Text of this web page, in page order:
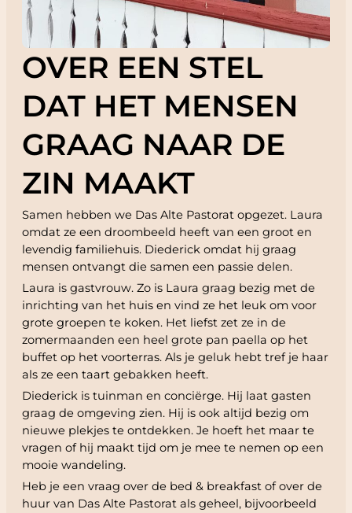
OVER EEN STEL
DAT HET MENSEN
GRAAG NAAR DE
ZIN MAAKT
Samen hebben we Das Alte Pastorat opgezet. Laura
omdat ze een droombeeld heeft van een groot en
levendig familiehuis. Diederick omdat hij graag
mensen ontvangt die samen een passie delen.
Laura is gastvrouw. Zo is Laura graag bezig met de
inrichting van het huis en vind ze het leuk om voor
grote groepen te koken. Het liefst zet ze in de
zomermaanden een heel grote pan paella op het
buffet op het voorterras. Als je geluk hebt tref je haar
als ze een taart gebakken heeft.
Diederick is tuinman en conciërge. Hij laat gasten
graag de omgeving zien. Hij is ook altijd bezig om
nieuwe plekjes te ontdekken. Je hoeft het maar te
vragen of hij maakt tijd om je mee te nemen op een
mooie wandeling.
Heb je een vraag over de bed & breakfast of over de
huur van Das Alte Pastorat als geheel, bijvoorbeeld